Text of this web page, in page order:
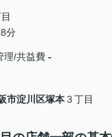
分
/共益費 -
市淀川区塚本３丁目